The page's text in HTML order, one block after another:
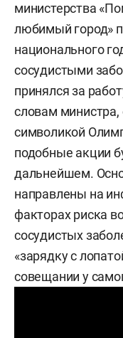
министерства
любимый город»
национального
сосудистыми
принялся за
словам министра,
символикой
подобные акции
дальнейшем.
направлены на
факторах риска
сосудистых
«зарядку с
совещании у